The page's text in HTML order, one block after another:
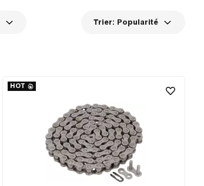
Trier: Popularité
HOT